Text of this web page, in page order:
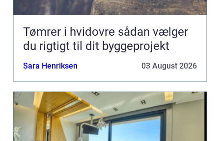
Tømrer i hvidovre sådan vælger
du rigtigt til dit byggeprojekt
Sara Henriksen 03 August 2026